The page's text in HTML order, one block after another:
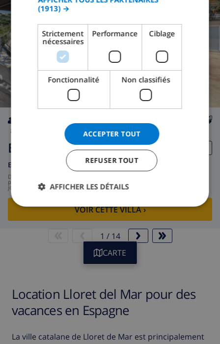
8 privée wifi
Barbie
Espagne Costa Brava Lloret de Mar
par
jour 202,29 $US
VOIR CETTE VILLA›
1 / 14
CARTE
Location Lloret del Mar pour des
vacances en Espagne
La ville catalane de Lloret de Mar est principalement
DANISH
(1913) →
Strictement
nécessaires
Performance Ciblage
Fonctionnalité Non classifiés
ACCEPTER TOUT
REFUSER TOUT
AFFICHER LES DÉTAILS